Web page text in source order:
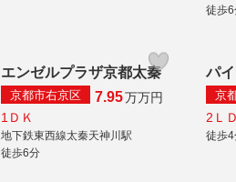
徒歩
エンゼルプラザ京都太秦
京都市右京区 7.95万万円
1ＤＫ
地下鉄東西線太秦天神川駅
徒歩6分
パ
京
2Ｌ
徒歩